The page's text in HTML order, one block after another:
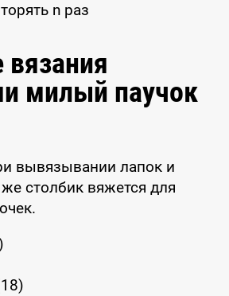
n раз
вязания
милый паучок
вывязывании лапок и
столбик вяжется для